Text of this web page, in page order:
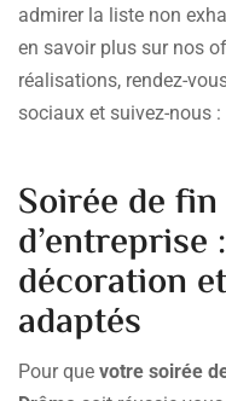
admirer la liste non
en savoir plus sur nos
réalisations, rendez-
sociaux et suivez-nous :
Soirée de fin
d’entreprise
décoration
adaptés
Pour que votre soirée